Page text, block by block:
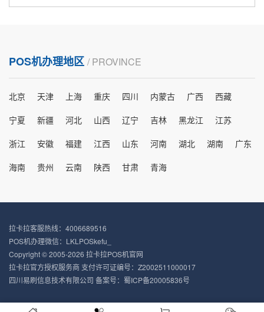
POS机办理地区 / PROVINCE
北京 天津 上海 重庆 四川 内蒙古 广西
西藏
宁夏
新疆 河北 山西 辽宁 吉林 黑龙江
江苏
浙江
安徽 福建 江西 山东 河南 湖北 湖南
广东
海南
贵州 云南 陕西 甘肃 青海
拉卡拉客服热线：4006689516
POS机办理微信：LKLPOSkefu_
Copyright © 2005-2026 拉卡拉POS机官网
拉卡拉官方授权服务商 支付许可证编号：Z2002511000017
四川易刷信息技术有限公司 备案号： 蜀ICP备20005836号